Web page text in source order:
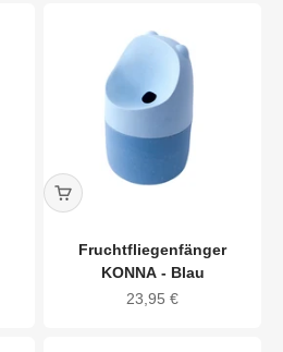
Fruchtfliegenfänger
KONNA - Blau
Angebot
23,95 €